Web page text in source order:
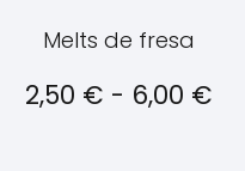
Melts de fresa
2,50 € - 6,00 €
se
elegir